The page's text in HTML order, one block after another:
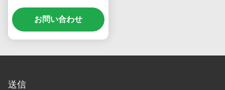
DC-AC電力変換のための
複数の安全保護
お問い合わせ
送信